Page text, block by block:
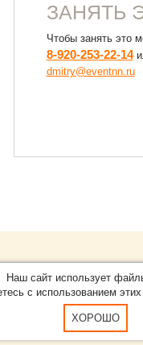
ЗАНЯТЬ
Чтобы занять это
8-920-253-22-14
dmitry@eventnn.ru
О проекте
Карта сайта
Наш сайт использует
с использованием
ХОРОШО